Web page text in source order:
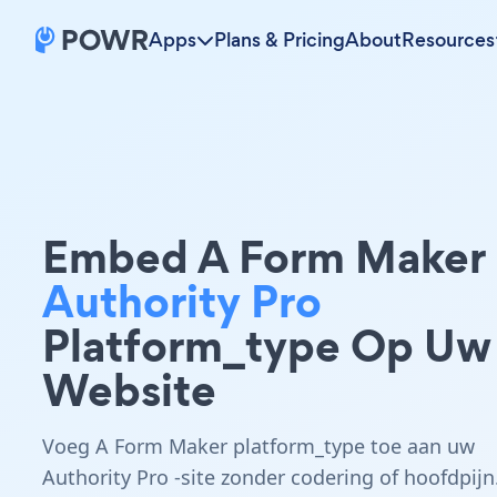
Apps Plans & PricingAboutResources
Embed A Form Maker
Authority Pro
Platform_type Op Uw
Website
Voeg A Form Maker platform_type toe aan uw
Authority Pro -site zonder codering of